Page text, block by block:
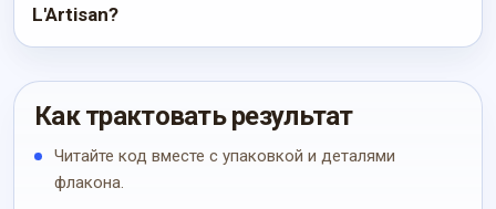
L'Artisan?
Как трактовать результат
Читайте код вместе с упаковкой и деталями
флакона.